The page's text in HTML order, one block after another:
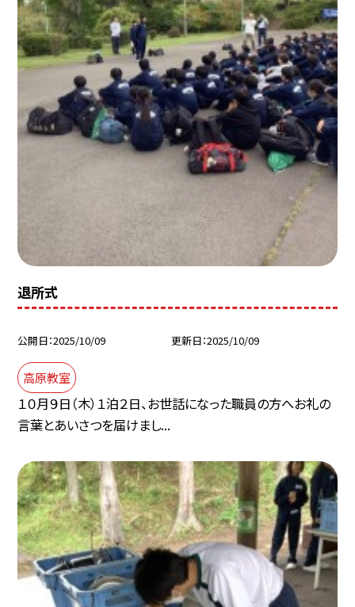
退所式
公開日 2025/10/09 更新日 2025/10/09
高原教室
１０月９日（木）１泊２日、お世話になった職員の方へお礼の
言葉とあいさつを届けまし...